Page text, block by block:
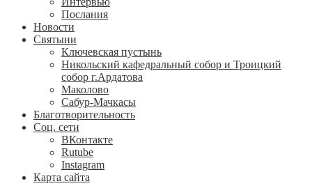
Послания
Новости
Святыни
Ключевская пустынь
Никольский кафедральный собор и Троицкий
собор г.Ардатова
Маколово
Сабур-Мачкасы
Благотворительность
Соц. сети
ВКонтакте
Rutube
Instagram
Карта сайта